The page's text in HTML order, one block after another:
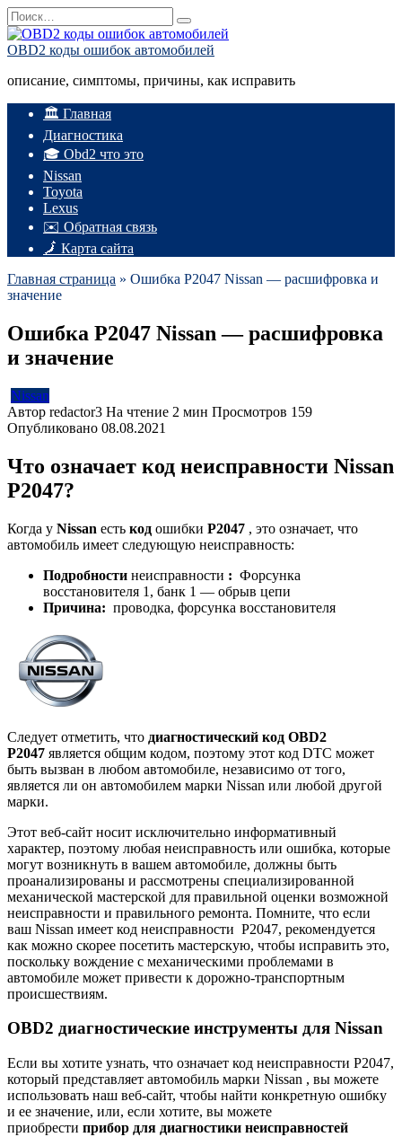
Перейти
к
содержанию
Search
for:
OBD2 коды ошибок автомобилей
описание, симптомы, причины, как исправить
🏛️ Главная
Диагностика
🎓 Obd2 что это
Nissan
Toyota
Lexus
✉️ Обратная связь
🗾 Карта сайта
Главная страница » Ошибка P2047 Nissan — расшифровка и
значение
Ошибка P2047 Nissan — расшифровка
и значение
Nissan
Автор redactor3 На чтение 2 мин Просмотров 159
Опубликовано 08.08.2021
Что означает код неисправности Nissan
P2047?
Когда у Nissan есть код ошибки P2047 , это означает, что
автомобиль имеет следующую неисправность:
Подробности неисправности : Форсунка
восстановителя 1, банк 1 — обрыв цепи
Причина: проводка, форсунка восстановителя
Следует отметить, что диагностический код OBD2
P2047 является общим кодом, поэтому этот код DTC может
быть вызван в любом автомобиле, независимо от того,
является ли он автомобилем марки Nissan или любой другой
марки.
Этот веб-сайт носит исключительно информативный
характер, поэтому любая неисправность или ошибка, которые
могут возникнуть в вашем автомобиле, должны быть
проанализированы и рассмотрены специализированной
механической мастерской для правильной оценки возможной
неисправности и правильного ремонта. Помните, что если
ваш Nissan имеет код неисправности P2047, рекомендуется
как можно скорее посетить мастерскую, чтобы исправить это,
поскольку вождение с механическими проблемами в
автомобиле может привести к дорожно-транспортным
происшествиям.
OBD2 диагностические инструменты для Nissan
Если вы хотите узнать, что означает код неисправности P2047,
который представляет автомобиль марки Nissan , вы можете
использовать наш веб-сайт, чтобы найти конкретную ошибку
и ее значение, или, если хотите, вы можете
приобрести прибор для диагностики неисправностей